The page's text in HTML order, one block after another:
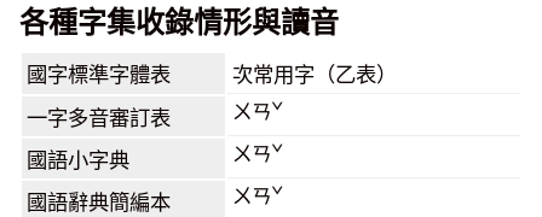
各種字集收錄情形與讀音
國字標準字體表 次常用字（乙表）
一字多音審訂表 ㄨㄢˇ
國語小字典 ㄨㄢˇ
國語辭典簡編本 ㄨㄢˇ